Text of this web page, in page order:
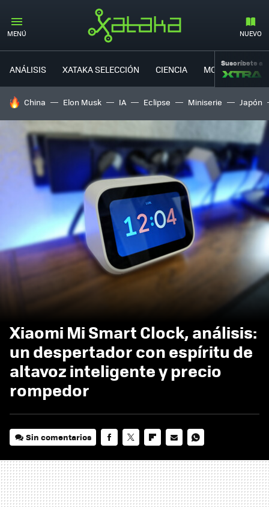
MENÚ NUEVO
ANÁLISIS XATAKA SELECCIÓN CIENCIA MOVILIDAD
Suscríbete a
HOY SE HABLA DE
China Elon Musk IA Eclipse Miniserie Japón
Xiaomi Mi Smart Clock, análisis:
un despertador con espíritu de
altavoz inteligente y precio
rompedor
Sin comentarios
MAIL